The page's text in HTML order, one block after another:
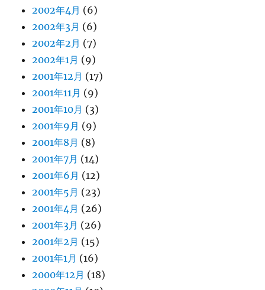
2002年4月 (6)
2002年3月 (6)
2002年2月 (7)
2002年1月 (9)
2001年12月 (17)
2001年11月 (9)
2001年10月 (3)
2001年9月 (9)
2001年8月 (8)
2001年7月 (14)
2001年6月 (12)
2001年5月 (23)
2001年4月 (26)
2001年3月 (26)
2001年2月 (15)
2001年1月 (16)
2000年12月 (18)